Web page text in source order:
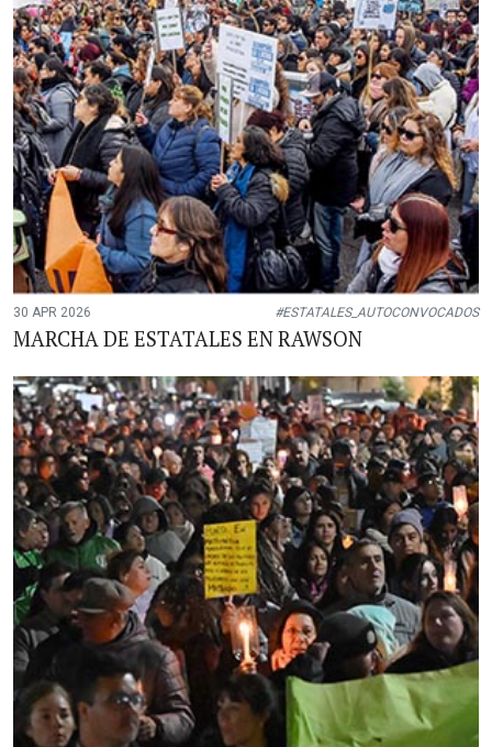
30 APR 2026 #ESTATALES_AUTOCONVOCADOS
MARCHA DE ESTATALES EN RAWSON